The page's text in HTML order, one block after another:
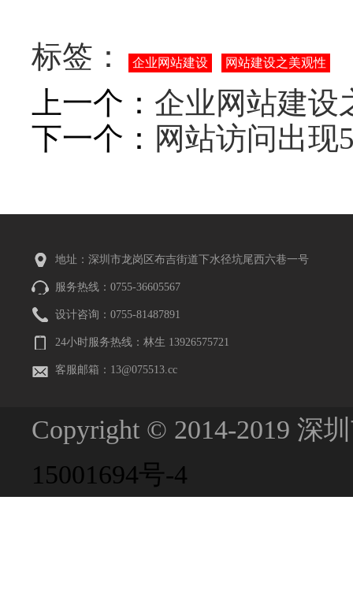
标签： 企业网站建设 网站建设之美观性
上一个： 企业网站建设
下一个： 网站访问出现
地址：深圳市龙岗区布吉街道下水径坑尾西六巷一号
服务热线：0755-36605567
设计咨询：0755-81487891
24小时服务热线：林生 13926575721
客服邮箱：13@075513.cc
Copyright © 2014-2019
15001694号-4